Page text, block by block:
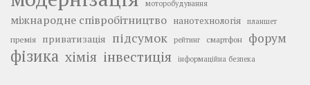
моторобудування
міжнародне співробітництво нанотехнологія планшет
премія приватизація підсумок рейтинг смартфон форум
фізика хімія інвестиція інформаційна безпека